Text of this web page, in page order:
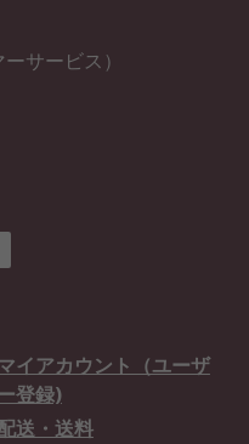
サービス）
イアカウント（ユーザ
登録)
送・送料